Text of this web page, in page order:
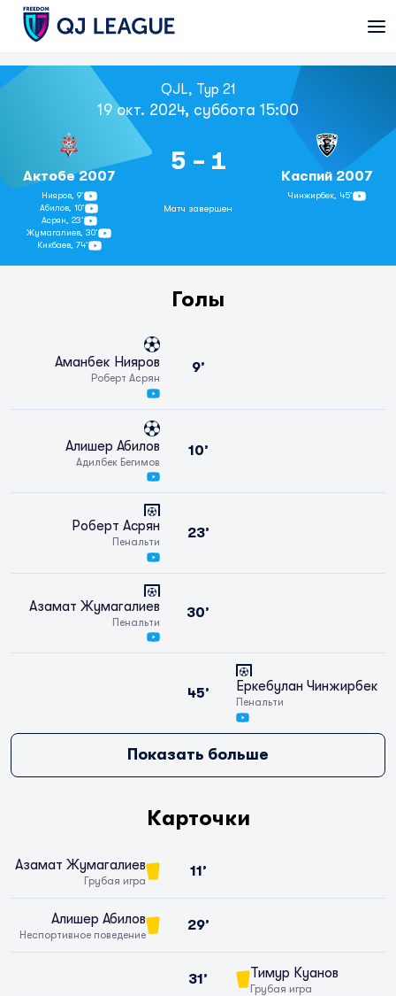
QJL, Тур 21
19 окт. 2024, суббота 15:00
Актобе 2007
Нияров, 9’
Абилов,10’
Асрян, 23’
Жумагалиев,30’
Кикбаев, 74’
5 - 1
Матч завершен
Каспий 2007
Чинжирбек, 45’
Голы
Роберт Асрян
Аманбек Нияров 9’
Адилбек Бегимов
Алишер Абилов 10’
Пенальти
Роберт Асрян 23’
Пенальти
Азамат Жумагалиев 30’
45’
Пенальти
Еркебулан Чинжирбек
Показать больше
Карточки
Азамат Жумагалиев
Грубая игра
11’
Алишер Абилов
Неспортивное поведение
29’
31’ Тимур Куанов
Грубая игра